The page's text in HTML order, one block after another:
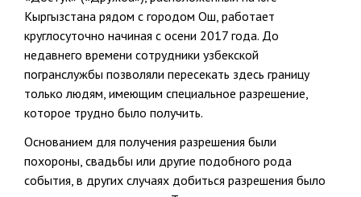
Кыргызстана рядом с городом Ош, работает
круглосуточно начиная с осени 2017 года. До
недавнего времени сотрудники узбекской
погранслужбы позволяли пересекать здесь границу
только людям, имеющим специальное разрешение,
которое трудно было получить.
Основанием для получения разрешения были
похороны, свадьбы или другие подобного рода
события, в других случаях добиться разрешения было